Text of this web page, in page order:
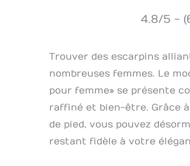
4.8/5 -
Trouver des escarpins
nombreuses femmes. Le
pour femme » se présente
raffiné et bien-être. Grâce
de pied, vous pouvez
restant fidèle à votre